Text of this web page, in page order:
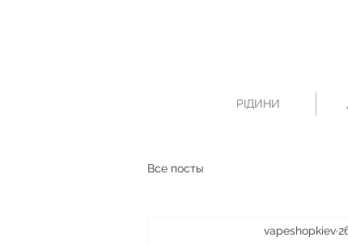
РІДИНИ
Все посты
vapeshopkiev